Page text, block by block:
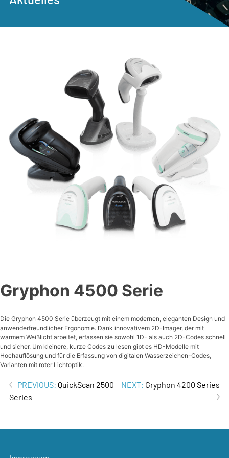
Gryphon 4500 Serie
Die Gryphon 4500 Serie überzeugt mit einem modernen, eleganten Design und
anwenderfreundlicher Ergonomie. Dank innovativem 2D-Imager, der mit
warmem Weißlicht arbeitet, erfassen sie sowohl 1D- als auch 2D-Codes schnell
und sicher. Um kleinere, kurze Codes zu lesen gibt es HD-Modelle mit
Hochauflösung und für die Erfassung von digitalen Wasserzeichen-Codes,
Varianten mit roter Lichtoptik.
Beitrags-
PREVIOUS: QuickScan 2500
Series
NEXT: Gryphon 4200 Series